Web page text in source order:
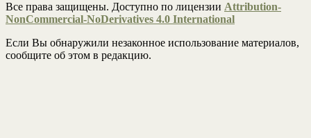
Все права защищены. Доступно по лицензии Attribution-
NonCommercial-NoDerivatives 4.0 International
Если Вы обнаружили незаконное использование материалов,
сообщите об этом в редакцию.